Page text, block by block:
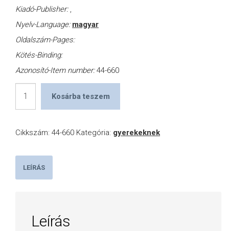
Kiadó-Publisher: ,
Nyelv-Language: magyar
Oldalszám-Pages:
Kötés-Binding:
Azonosító-Item number:44-660
mennyiség
Kosárba teszem
Cikkszám: 44-660 Kategória: gyerekeknek
LEÍRÁS
Leírás